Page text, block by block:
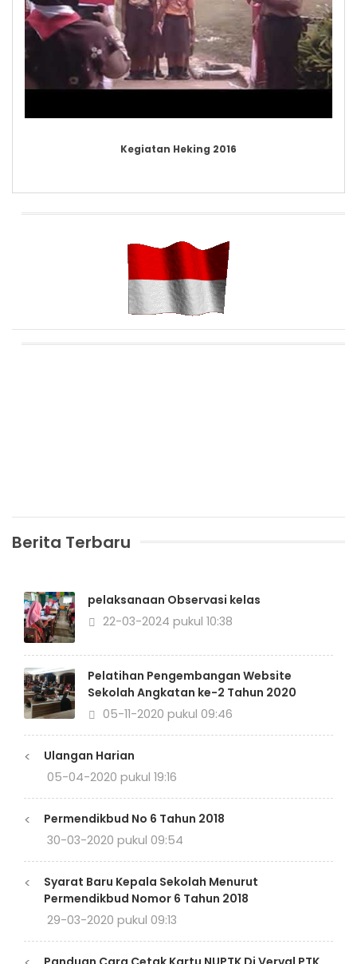
Berita Terbaru
pelaksanaan Observasi kelas
22-03-2024 pukul 10:38
Pelatihan Pengembangan Website
Sekolah Angkatan ke-2 Tahun 2020
05-11-2020 pukul 09:46
<
Ulangan Harian
05-04-2020 pukul 19:16
<
Permendikbud No 6 Tahun 2018
30-03-2020 pukul 09:54
<
Syarat Baru Kepala Sekolah Menurut
Permendikbud Nomor 6 Tahun 2018
29-03-2020 pukul 09:13
Kegiatan Heking 2016